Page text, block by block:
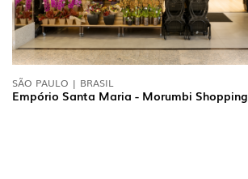
SÃO PAULO | BRASIL
Empório Santa Maria - Morumbi Shopping